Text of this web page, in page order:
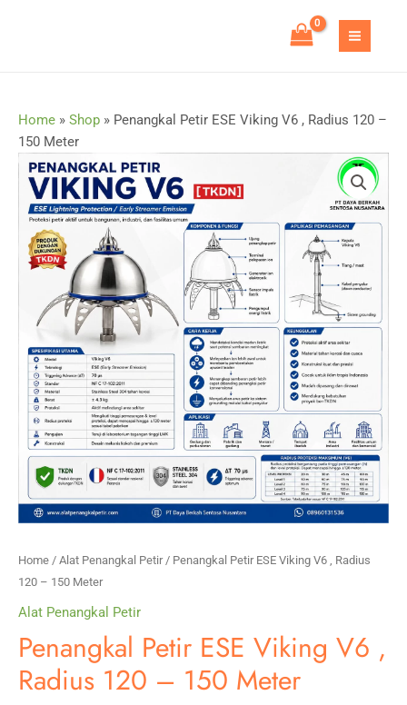
MAIN
Home » Shop » Penangkal Petir ESE Viking V6 , Radius 120 –
150 Meter
Home / Alat Penangkal Petir/ Penangkal Petir ESE Viking V6 , Radius
120 – 150 Meter
Alat Penangkal Petir
Penangkal Petir ESE Viking V6 ,
Radius 120 – 150 Meter